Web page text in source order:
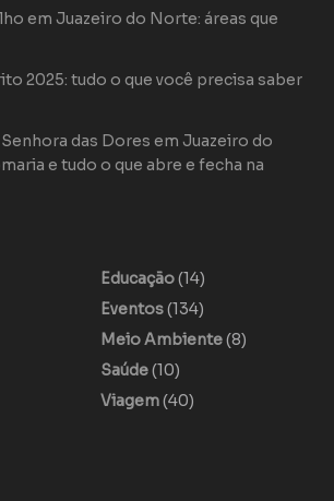
em Juazeiro do Norte: áreas que
2025: tudo o que você precisa saber
das Dores em Juazeiro do
e tudo o que abre e fecha na
Educação(14)
Eventos(134)
Meio Ambiente(8)
Saúde(10)
Viagem(40)